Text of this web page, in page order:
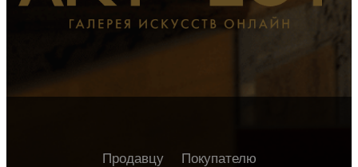
Продавцу
Покупателю